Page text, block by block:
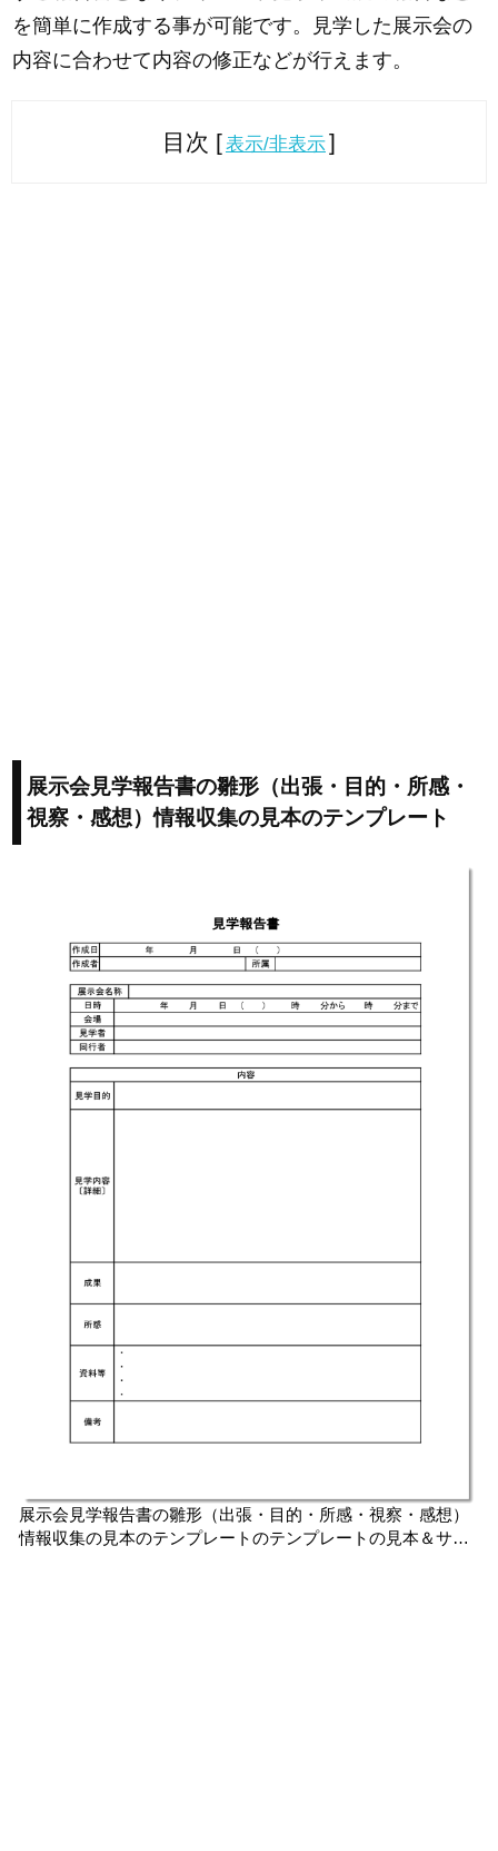
を簡単に作成する事が可能です。見学した展示会の
内容に合わせて内容の修正などが行えます。
目次 [表示/非表示]
展示会見学報告書の雛形（出張・目的・所感・
視察・感想）情報収集の見本のテンプレート
展示会見学報告書の雛形（出張・目的・所感・視察・感想）
情報収集の見本のテンプレートのテンプレートの見本＆サン